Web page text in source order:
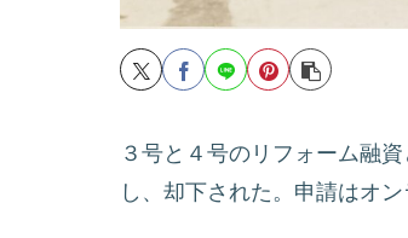
３号と４号のリフォーム融
し、却下された。申請はオ